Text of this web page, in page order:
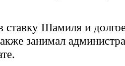
ставку Шамиля и
занимал